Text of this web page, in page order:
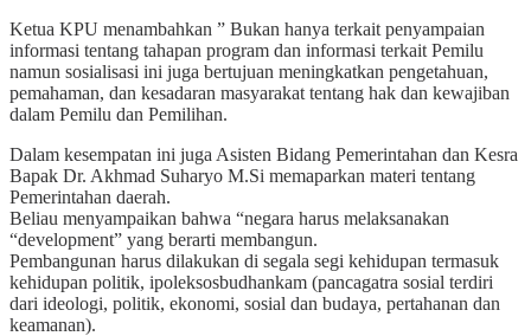
Ketua KPU menambahkan ” Bukan hanya terkait penyampaian
informasi tentang tahapan program dan informasi terkait Pemilu
namun sosialisasi ini juga bertujuan meningkatkan pengetahuan,
pemahaman, dan kesadaran masyarakat tentang hak dan kewajiban
dalam Pemilu dan Pemilihan.
Dalam kesempatan ini juga Asisten Bidang Pemerintahan dan Kesra
Bapak Dr. Akhmad Suharyo M.Si memaparkan materi tentang
Pemerintahan daerah.
Beliau menyampaikan bahwa “negara harus melaksanakan
“development” yang berarti membangun.
Pembangunan harus dilakukan di segala segi kehidupan termasuk
kehidupan politik, ipoleksosbudhankam (pancagatra sosial terdiri
dari ideologi, politik, ekonomi, sosial dan budaya, pertahanan dan
keamanan).